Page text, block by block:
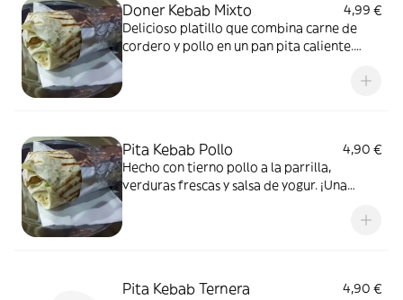
Doner Kebab Mixto
4,99 €
Delicioso platillo que combina carne de
cordero y pollo en un pan pita caliente.
Pita Kebab Pollo
4,90 €
Hecho con tierno pollo a la parrilla,
verduras frescas y salsa de yogur. ¡Una
Pita Kebab Ternera
4,90 €